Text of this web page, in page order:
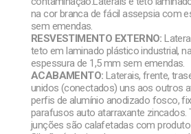
na cor branca de fácil assepsia com
sem emendas.
RESVESTIMENTO EXTERNO:
teto em laminado plástico industrial,
espessura de 1,5 mm sem emendas.
ACABAMENTO: Laterais, frente,
unidos (conectados) uns aos outros
perfis de alumínio anodizado fosco,
parafusos auto atarraxante zincados.
junções são calafetadas com produto